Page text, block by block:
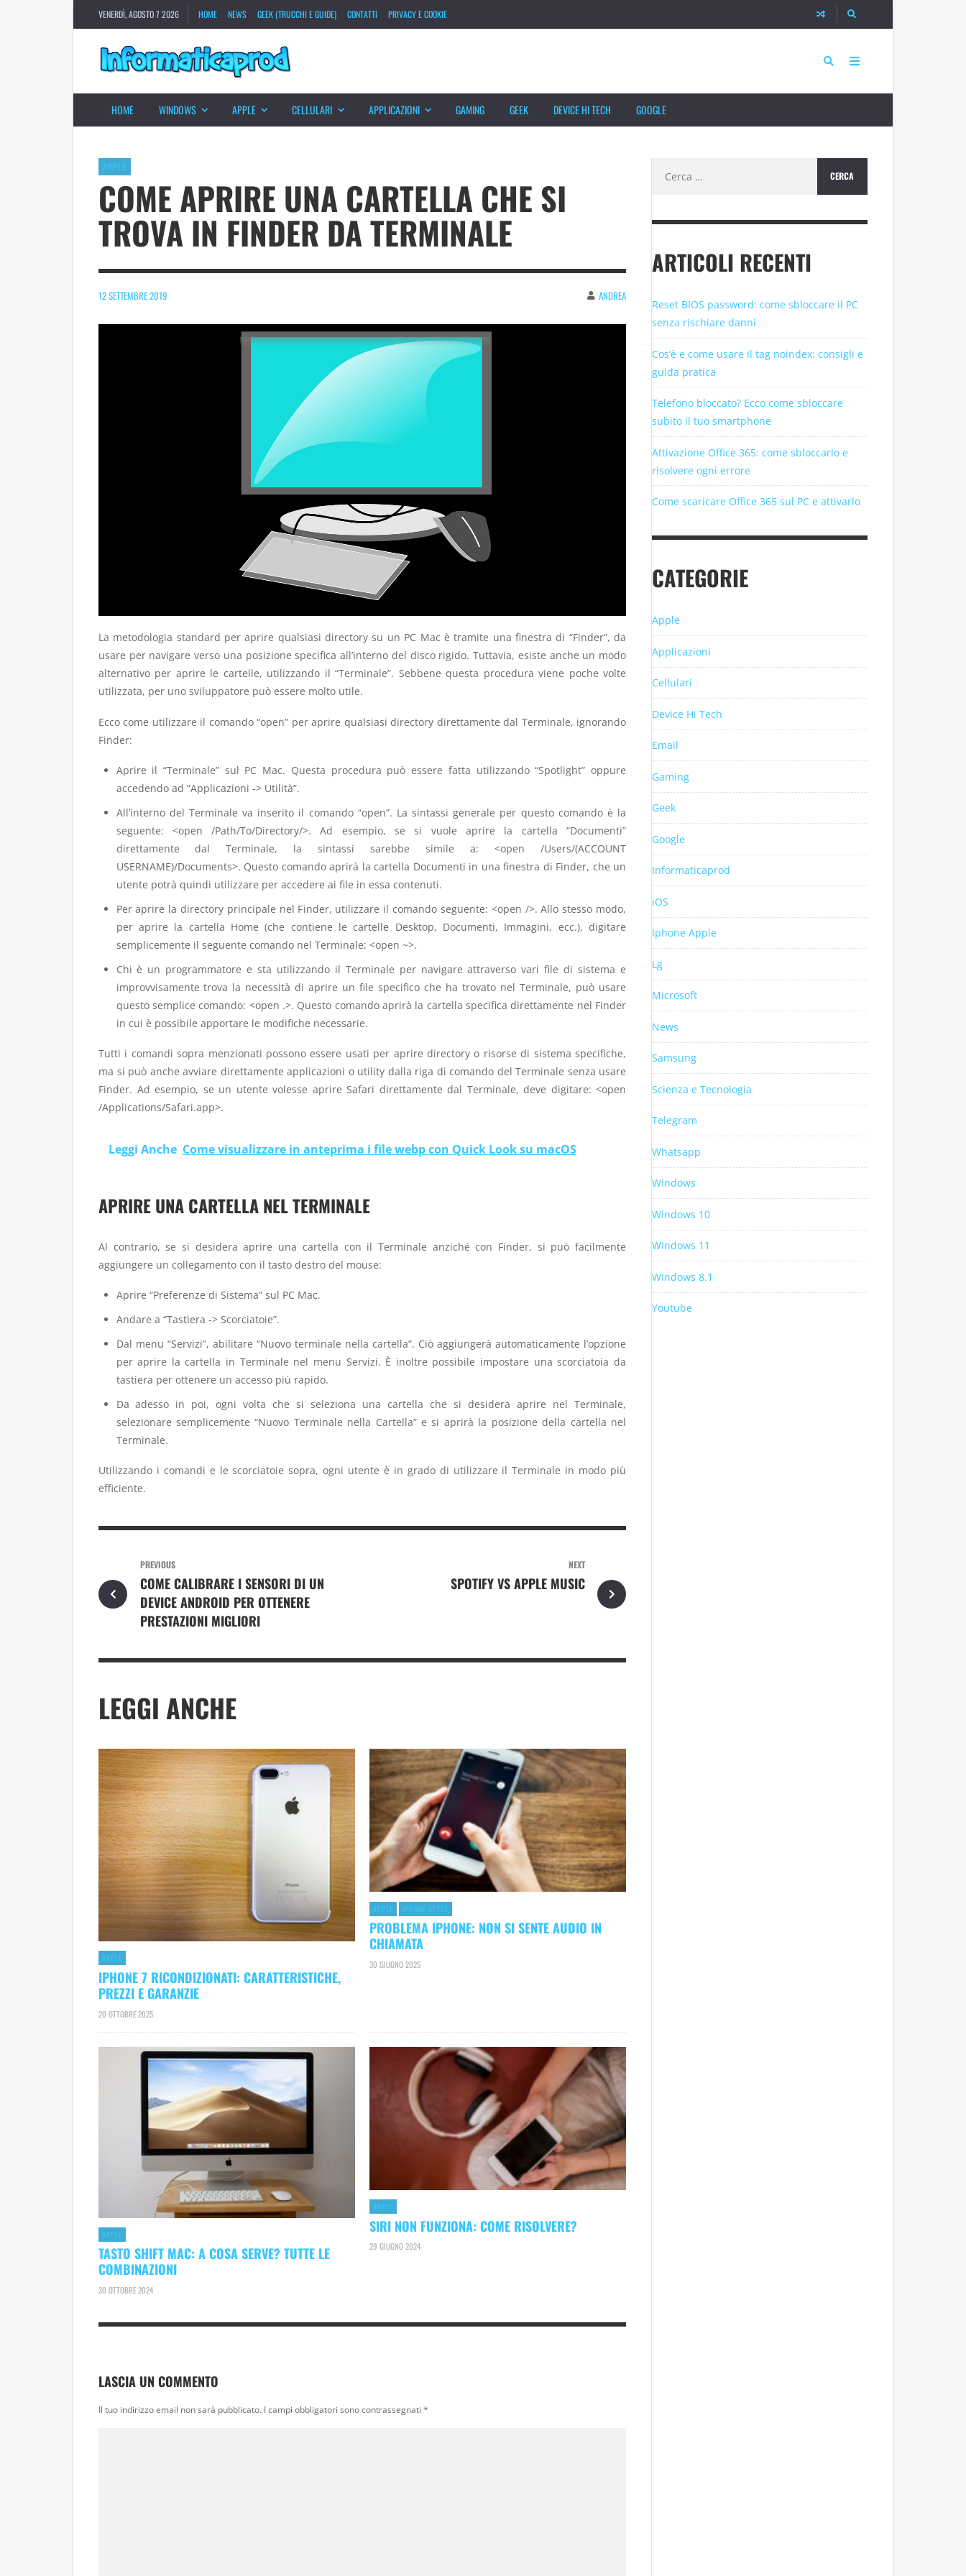
VENERDÌ, AGOSTO 7 2026 HOME NEWS GEEK (TRUCCHI E GUIDE) CONTATTI PRIVACY E COOKIE
HOME WINDOWS APPLE CELLULARI APPLICAZIONI GAMING GEEK DEVICE HI TECH GOOGLE
APPLE
COME APRIRE UNA CARTELLA CHE SI
TROVA IN FINDER DA TERMINALE
12 SETTEMBRE 2019 ANDREA
La metodologia standard per aprire qualsiasi directory su un PC Mac è tramite una finestra di “Finder”, da
usare per navigare verso una posizione specifica all’interno del disco rigido. Tuttavia, esiste anche un modo
alternativo per aprire le cartelle, utilizzando il “Terminale”. Sebbene questa procedura viene poche volte
utilizzata, per uno sviluppatore può essere molto utile.
Ecco come utilizzare il comando “open” per aprire qualsiasi directory direttamente dal Terminale, ignorando
Finder:
Aprire il “Terminale” sul PC Mac. Questa procedura può essere fatta utilizzando “Spotlight” oppure
accedendo ad “Applicazioni -> Utilità”.
All’interno del Terminale va inserito il comando “open”. La sintassi generale per questo comando è la
seguente: <open /Path/To/Directory/>. Ad esempio, se si vuole aprire la cartella “Documenti”
direttamente dal Terminale, la sintassi sarebbe simile a: <open /Users/(ACCOUNT
USERNAME)/Documents>. Questo comando aprirà la cartella Documenti in una finestra di Finder, che un
utente potrà quindi utilizzare per accedere ai file in essa contenuti.
Per aprire la directory principale nel Finder, utilizzare il comando seguente: <open />. Allo stesso modo,
per aprire la cartella Home (che contiene le cartelle Desktop, Documenti, Immagini, ecc.), digitare
semplicemente il seguente comando nel Terminale: <open ~>.
Chi è un programmatore e sta utilizzando il Terminale per navigare attraverso vari file di sistema e
improvvisamente trova la necessità di aprire un file specifico che ha trovato nel Terminale, può usare
questo semplice comando: <open .>. Questo comando aprirà la cartella specifica direttamente nel Finder
in cui è possibile apportare le modifiche necessarie.
Tutti i comandi sopra menzionati possono essere usati per aprire directory o risorse di sistema specifiche,
ma si può anche avviare direttamente applicazioni o utility dalla riga di comando del Terminale senza usare
Finder. Ad esempio, se un utente volesse aprire Safari direttamente dal Terminale, deve digitare: <open
/Applications/Safari.app>.
Leggi Anche Come visualizzare in anteprima i file webp con Quick Look su macOS
APRIRE UNA CARTELLA NEL TERMINALE
Al contrario, se si desidera aprire una cartella con il Terminale anziché con Finder, si può facilmente
aggiungere un collegamento con il tasto destro del mouse:
Aprire “Preferenze di Sistema” sul PC Mac.
Andare a “Tastiera -> Scorciatoie”.
Dal menu “Servizi”, abilitare “Nuovo terminale nella cartella”. Ciò aggiungerà automaticamente l’opzione
per aprire la cartella in Terminale nel menu Servizi. È inoltre possibile impostare una scorciatoia da
tastiera per ottenere un accesso più rapido.
Da adesso in poi, ogni volta che si seleziona una cartella che si desidera aprire nel Terminale,
selezionare semplicemente “Nuovo Terminale nella Cartella” e si aprirà la posizione della cartella nel
Terminale.
Utilizzando i comandi e le scorciatoie sopra, ogni utente è in grado di utilizzare il Terminale in modo più
efficiente.
PREVIOUS
COME CALIBRARE I SENSORI DI UN
DEVICE ANDROID PER OTTENERE
PRESTAZIONI MIGLIORI
NEXT
SPOTIFY VS APPLE MUSIC
LEGGI ANCHE
APPLE
IPHONE 7 RICONDIZIONATI: CARATTERISTICHE,
PREZZI E GARANZIE
20 OTTOBRE 2025
APPLE IPHONE APPLE
PROBLEMA IPHONE: NON SI SENTE AUDIO IN
CHIAMATA
30 GIUGNO 2025
APPLE
TASTO SHIFT MAC: A COSA SERVE? TUTTE LE
COMBINAZIONI
30 OTTOBRE 2024
APPLE
SIRI NON FUNZIONA: COME RISOLVERE?
29 GIUGNO 2024
LASCIA UN COMMENTO
Il tuo indirizzo email non sarà pubblicato. I campi obbligatori sono contrassegnati *
per:
ARTICOLI RECENTI
Reset BIOS password: come sbloccare il PC
senza rischiare danni
Cos’è e come usare il tag noindex: consigli e
guida pratica
Telefono bloccato? Ecco come sbloccare
subito il tuo smartphone
Attivazione Office 365: come sbloccarlo e
risolvere ogni errore
Come scaricare Office 365 sul PC e attivarlo
CATEGORIE
Apple
Applicazioni
Cellulari
Device Hi Tech
Email
Gaming
Geek
Google
Informaticaprod
iOS
Iphone Apple
Lg
Microsoft
News
Samsung
Scienza e Tecnologia
Telegram
Whatsapp
Windows
Windows 10
Windows 11
Windows 8.1
Youtube